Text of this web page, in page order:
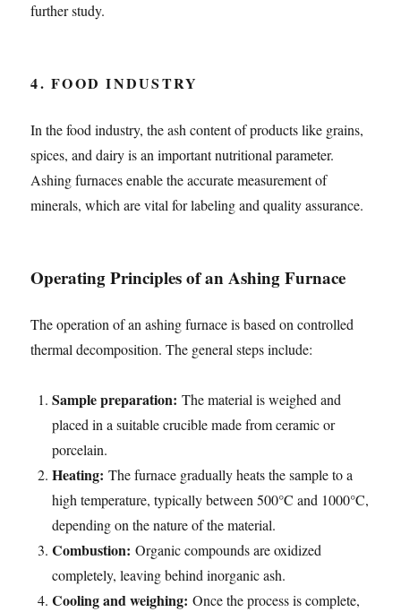
further study.
4. FOOD INDUSTRY
In the food industry, the ash content of products like grains,
spices, and dairy is an important nutritional parameter.
Ashing furnaces enable the accurate measurement of
minerals, which are vital for labeling and quality assurance.
Operating Principles of an Ashing Furnace
The operation of an ashing furnace is based on controlled
thermal decomposition. The general steps include:
Sample preparation: The material is weighed and
placed in a suitable crucible made from ceramic or
porcelain.
Heating: The furnace gradually heats the sample to a
high temperature, typically between 500°C and 1000°C,
depending on the nature of the material.
Combustion: Organic compounds are oxidized
completely, leaving behind inorganic ash.
Cooling and weighing: Once the process is complete,